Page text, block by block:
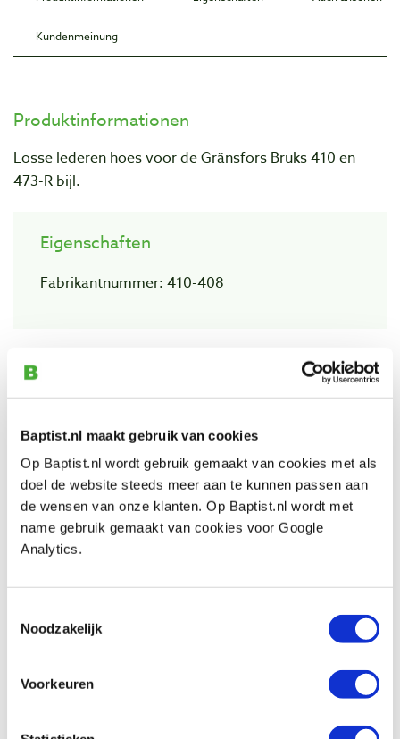
Baptist.nl maakt gebruik van cookies
Op Baptist.nl wordt gebruik gemaakt van cookies met als
doel de website steeds meer aan te kunnen passen aan
de wensen van onze klanten. Op Baptist.nl wordt met
name gebruik gemaakt van cookies voor Google
Analytics.
Noodzakelijk
Voorkeuren
Kundenmeinung
Produktinformationen
Losse lederen hoes voor de Gränsfors Bruks 410 en
473-R bijl.
Eigenschaften
Fabrikantnummer: 410-408
Auch ansehen
Gränsfors Bruk 410 kleine bijl 'Small
Hatchet'
Produktnummer: 19255
€ 147,00 inkl. MwSt
€ 121,49 ohne MwSt
Vergleich